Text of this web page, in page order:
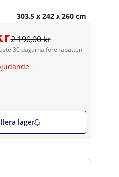
303.5 x 242 x 260 cm
2 190,00 kr
30 dagarna före rabatten:
lager